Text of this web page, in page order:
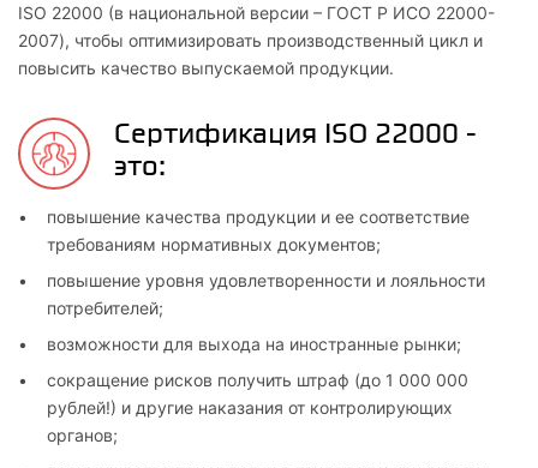
ISO 22000 (в национальной версии – ГОСТ Р ИСО 22000-
2007), чтобы оптимизировать производственный цикл и
повысить качество выпускаемой продукции.
Сертификация ISO 22000 -
это:
повышение качества продукции и ее соответствие
требованиям нормативных документов;
повышение уровня удовлетворенности и лояльности
потребителей;
возможности для выхода на иностранные рынки;
сокращение рисков получить штраф (до 1 000 000
рублей!) и другие наказания от контролирующих
органов;